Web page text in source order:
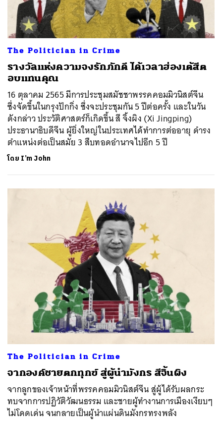
The Politician in Crime
รางวัลแห่งความจงรักภักดี ได้เวลาฮ่องเต้สีต
อบแทนคุณ
16 ตุลาคม 2565 มีการประชุมสมัชชาพรรคคอมมิวนิสต์จีน
ซึ่งจัดขึ้นในกรุงปักกิ่ง ซึ่งจะประชุมกัน 5 ปีต่อครั้ง และในวัน
ดังกล่าว ประวัติศาสตร์ก็เกิดขึ้น สี จิ้งผิง (Xi Jingping)
ประธานาธิบดีจีน ผู้ยิ่งใหญ่ในประเทศได้ทำการต่ออายุ ดำรง
ตำแหน่งต่อเป็นสมัย 3 สืบทอดอำนาจไปอีก 5 ปี
โดย I’m John
The Politician in Crime
จากองค์ชายตกทุกข์ สู่ผู้นำมังกร สีจิ้นผิง
จากลูกของเจ้าหน้าที่พรรคคอมมิวนิสต์จีน สู่ผู้ได้รับผลกระ
ทบจากการปฏิวัติวัฒนธรรม และชายผู้ทำงานการเมืองเงียบๆ
ไม่โดดเด่น จนกลายเป็นผู้นำแผ่นดินมังกรทรงพลัง